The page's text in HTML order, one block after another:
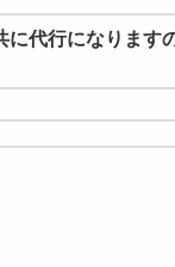
に代行になります